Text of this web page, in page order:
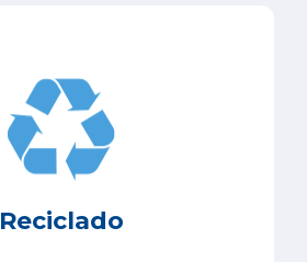
Reciclado